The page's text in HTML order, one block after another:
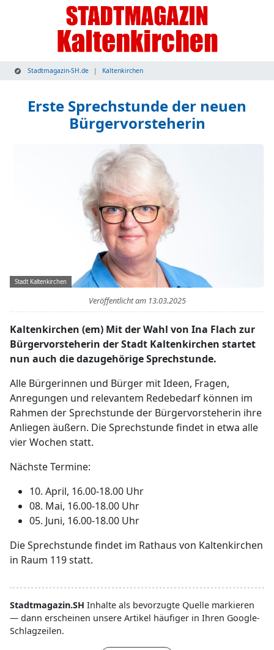
Stadtmagazin-SH.de Kaltenkirchen
Erste Sprechstunde der neuen
Bürgervorsteherin
Stadt Kaltenkirchen
Veröffentlicht am 13.03.2025
Kaltenkirchen (em) Mit der Wahl von Ina Flach zur
Bürgervorsteherin der Stadt Kaltenkirchen startet
nun auch die dazugehörige Sprechstunde.
Alle Bürgerinnen und Bürger mit Ideen, Fragen,
Anregungen und relevantem Redebedarf können im
Rahmen der Sprechstunde der Bürgervorsteherin ihre
Anliegen äußern. Die Sprechstunde findet in etwa alle
vier Wochen statt.
Nächste Termine:
10. April, 16.00-18.00 Uhr
08. Mai, 16.00-18.00 Uhr
05. Juni, 16.00-18.00 Uhr
Die Sprechstunde findet im Rathaus von Kaltenkirchen
in Raum 119 statt.
Stadtmagazin.SH Inhalte als bevorzugte Quelle markieren
— dann erscheinen unsere Artikel häufiger in Ihren Google-
Schlagzeilen.